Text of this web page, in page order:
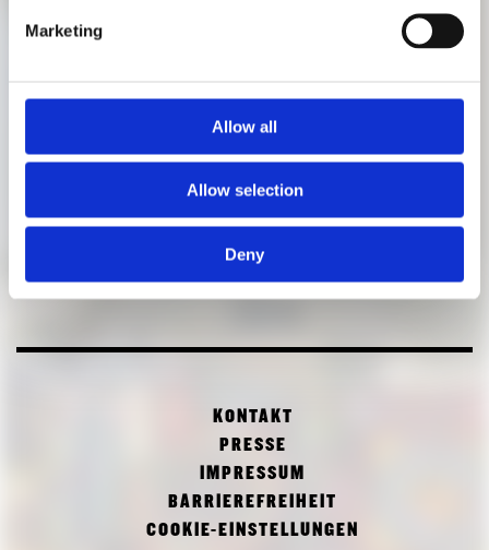
Marketing
Allow all
Allow selection
Deny
KONTAKT
PRESSE
IMPRESSUM
BARRIEREFREIHEIT
COOKIE-EINSTELLUNGEN